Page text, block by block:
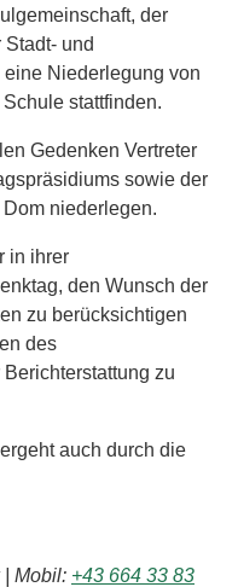
der
und
Niederlegung von
stattfinden.
Gedenken Vertreter
sowie der
niederlegen.
in ihrer
den Wunsch der
zu berücksichtigen
des
zu
auch durch die
| Mobil: +43 664 33 83